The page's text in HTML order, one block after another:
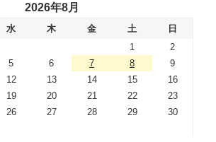
2026年8月
水 木 金 土
日
1
2
5 6 7 8
9
12 13 14 15
16
19 20 21 22
23
26 27 28 29
30